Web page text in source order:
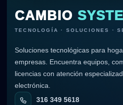
CAMBIO
TECNOLOGÍA · SOLUCIONES ·
Soluciones tecnológicas para
empresas. Encuentra equipos,
licencias con atención
electrónica.
316 349 5618